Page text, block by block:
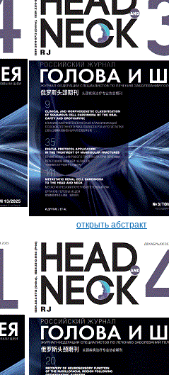
открыть абстракт